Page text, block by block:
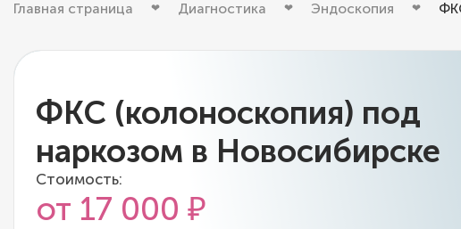
Главная страница Диагностика Эндоскопия
ФКС (колоноскопия) под
наркозом в Новосибирске
Стоимость:
от 17 000 ₽